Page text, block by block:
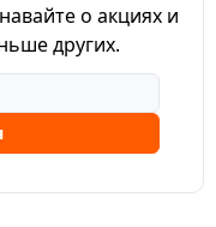
о акциях и
других.